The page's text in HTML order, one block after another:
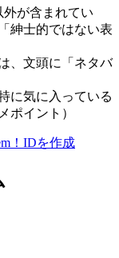
が含まれてい
紳士的ではない表
、文頭に「ネタバ
に気に入っている
ポイント）
！IDを作成